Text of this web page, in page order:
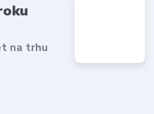
na trhu